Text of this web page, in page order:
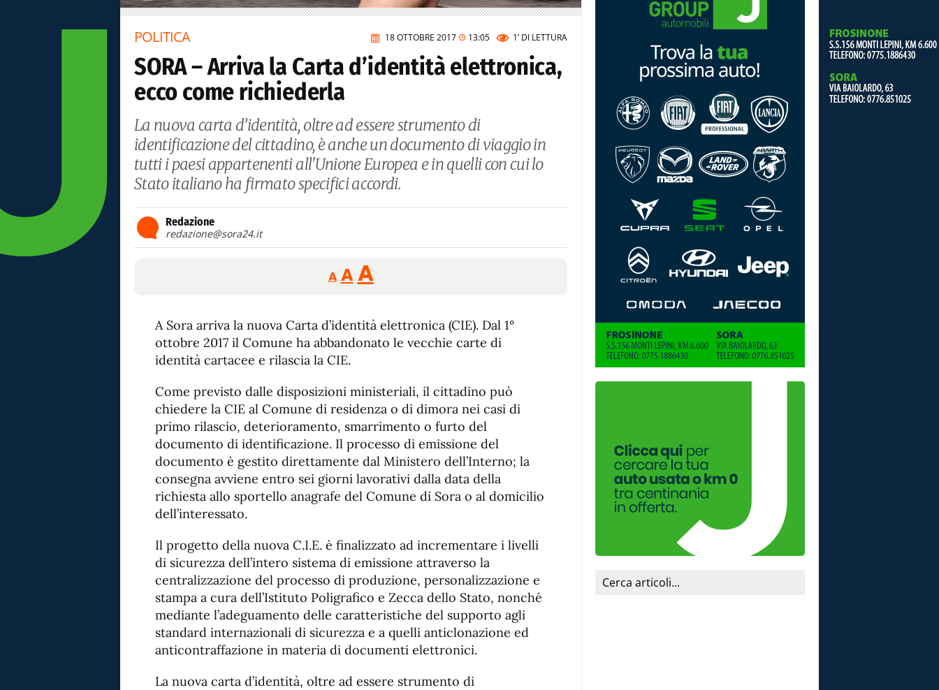
18 OTTOBRE 2017 13:05 1’ DI LETTURA
POLITICA
SORA – Arriva la Carta d’identità elettronica,
ecco come richiederla
La nuova carta d’identità, oltre ad essere strumento di
identificazione del cittadino, è anche un documento di viaggio in
tutti i paesi appartenenti all'Unione Europea e in quelli con cui lo
Stato italiano ha firmato specifici accordi.
Redazione
redazione@sora24.it
A
Reducir
tamaño
A Restablecer
tamaño
de
fuente
AAumentar
de
A Sora arriva la nuova Carta d’identità elettronica (CIE). Dal 1°
ottobre 2017 il Comune ha abbandonato le vecchie carte di
identità cartacee e rilascia la CIE.
Come previsto dalle disposizioni ministeriali, il cittadino può
chiedere la CIE al Comune di residenza o di dimora nei casi di
primo rilascio, deterioramento, smarrimento o furto del
documento di identificazione. Il processo di emissione del
documento è gestito direttamente dal Ministero dell’Interno; la
consegna avviene entro sei giorni lavorativi dalla data della
richiesta allo sportello anagrafe del Comune di Sora o al domicilio
dell’interessato.
Il progetto della nuova C.I.E. è finalizzato ad incrementare i livelli
di sicurezza dell’intero sistema di emissione attraverso la
centralizzazione del processo di produzione, personalizzazione e
stampa a cura dell’Istituto Poligrafico e Zecca dello Stato, nonché
mediante l’adeguamento delle caratteristiche del supporto agli
standard internazionali di sicurezza e a quelli anticlonazione ed
anticontraffazione in materia di documenti elettronici.
La nuova carta d’identità, oltre ad essere strumento di